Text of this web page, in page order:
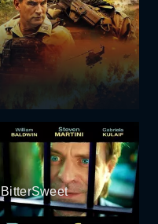
BitterSweet